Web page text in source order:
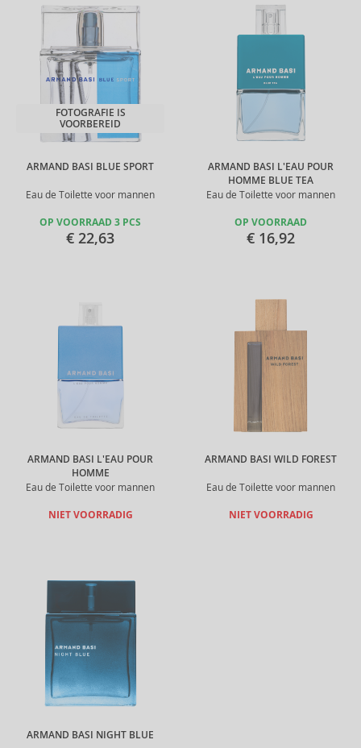
ARMAND BASI BLUE SPORT
Eau de Toilette voor mannen
FOTOGRAFIE IS
VOORBEREID
OP VOORRAAD 3 PCS
€ 22,63
ARMAND BASI L'EAU POUR
HOMME BLUE TEA
Eau de Toilette voor mannen
OP VOORRAAD
€ 16,92
ARMAND BASI L'EAU POUR
HOMME
Eau de Toilette voor mannen
NIET VOORRADIG
ARMAND BASI WILD FOREST
Eau de Toilette voor mannen
NIET VOORRADIG
ARMAND BASI NIGHT BLUE